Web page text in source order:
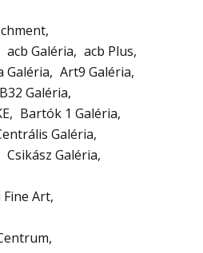
acb Galéria
acb Plus
Galéria
Art9 Galéria
B32 Galéria
Bartók 1 Galéria
Galéria
Csikász Galéria
Fine Art